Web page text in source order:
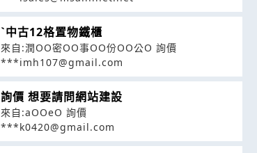
ˋ中古12格置物鐵櫃
來自:潤OO密OO事OO份OO公O 詢價
***imh107@gmail.com
詢價 想要請問網站建設
來自:aOOeO 詢價
***k0420@gmail.com